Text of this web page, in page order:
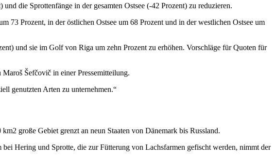
die Sprottenfänge in der gesamten Ostsee (-42 Prozent) zu reduzieren.
73 Prozent, in der östlichen Ostsee um 68 Prozent und in der westlichen Ostsee um
und sie im Golf von Riga um zehn Prozent zu erhöhen. Vorschläge für Quoten für
Šefčovič in einer Pressemitteilung.
genutzten Arten zu unternehmen.“
große Gebiet grenzt an neun Staaten von Dänemark bis Russland.
Hering und Sprotte, die zur Fütterung von Lachsfarmen gefischt werden, nimmt der